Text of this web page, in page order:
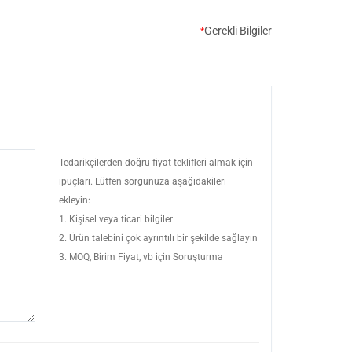
*Gerekli Bilgiler
Tedarikçilerden doğru fiyat teklifleri almak için
ipuçları. Lütfen sorgunuza aşağıdakileri
ekleyin:
1. Kişisel veya ticari bilgiler
2. Ürün talebini çok ayrıntılı bir şekilde sağlayın
3. MOQ, Birim Fiyat, vb için Soruşturma